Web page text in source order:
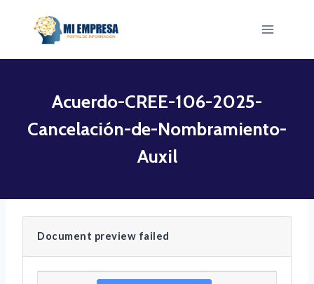
Acuerdo-CREE-106-2025-
Cancelación-de-Nombramiento-
Auxil
Document preview failed